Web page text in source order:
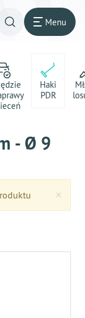
Menu
Haki
PDR
- Ø 9
×